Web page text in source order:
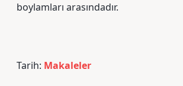
boylamları arasındadır.
Tarih: Makaleler